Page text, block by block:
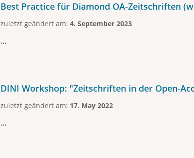
Best Practice für Diamond OA-Zeitschriften
zuletzt geändert am: 4. September 2023
...
DINI Workshop: "Zeitschriften in der Open-
zuletzt geändert am: 17. May 2022
...